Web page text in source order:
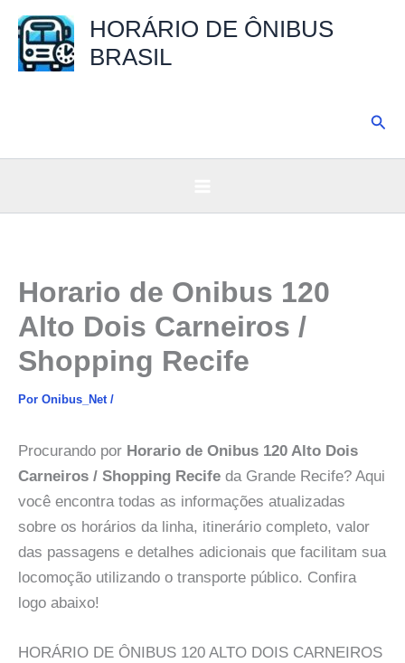
para
HORÁRIO DE ÔNIBUS
BRASIL
Horario de Onibus 120
Alto Dois Carneiros /
Shopping Recife
Por Onibus_Net /
Procurando por Horario de Onibus 120 Alto Dois
Carneiros / Shopping Recife da Grande Recife? Aqui
você encontra todas as informações atualizadas
sobre os horários da linha, itinerário completo, valor
das passagens e detalhes adicionais que facilitam sua
locomoção utilizando o transporte público. Confira
logo abaixo!
HORÁRIO DE ÔNIBUS 120 ALTO DOIS CARNEIROS